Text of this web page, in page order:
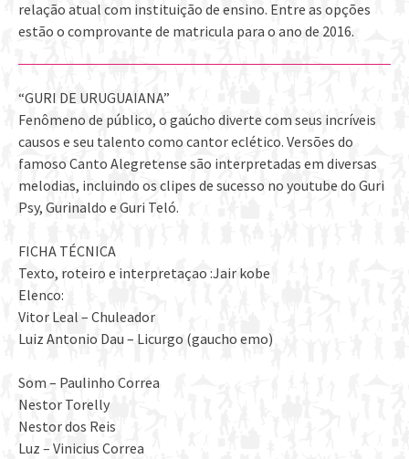
relação atual com instituição de ensino. Entre as opções
estão o comprovante de matricula para o ano de 2016.
“GURI DE URUGUAIANA”
Fenômeno de público, o gaúcho diverte com seus incríveis
causos e seu talento como cantor eclético. Versões do
famoso Canto Alegretense são interpretadas em diversas
melodias, incluindo os clipes de sucesso no youtube do Guri
Psy, Gurinaldo e Guri Teló.
FICHA TÉCNICA
Texto, roteiro e interpretaçao :Jair kobe
Elenco:
Vitor Leal – Chuleador
Luiz Antonio Dau – Licurgo (gaucho emo)
Som – Paulinho Correa
Nestor Torelly
Nestor dos Reis
Luz – Vinicius Correa